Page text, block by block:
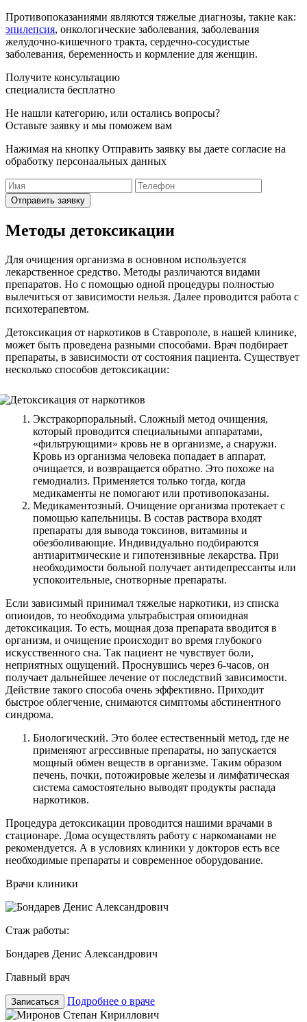
Противопоказаниями являются тяжелые диагнозы, такие как:
эпилепсия, онкологические заболевания, заболевания
желудочно-кишечного тракта, сердечно-сосудистые
заболевания, беременность и кормление для женщин.
Получите консультацию
специалиста бесплатно
Не нашли категорию, или остались вопросы?
Оставьте заявку и мы поможем вам
Нажимая на кнопку Отправить заявку вы даете согласие на
обработку персонаальных данных
Отправить заявку
Методы детоксикации
Для очищения организма в основном используется
лекарственное средство. Методы различаются видами
препаратов. Но с помощью одной процедуры полностью
вылечиться от зависимости нельзя. Далее проводится работа с
психотерапевтом.
Детоксикация от наркотиков в Ставрополе, в нашей клинике,
может быть проведена разными способами. Врач подбирает
препараты, в зависимости от состояния пациента. Существует
несколько способов детоксикации:
Экстракорпоральный. Сложный метод очищения,
который проводится специальными аппаратами,
«фильтрующими» кровь не в организме, а снаружи.
Кровь из организма человека попадает в аппарат,
очищается, и возвращается обратно. Это похоже на
гемодиализ. Применяется только тогда, когда
медикаменты не помогают или противопоказаны.
Медикаментозный. Очищение организма протекает с
помощью капельницы. В состав раствора входят
препараты для вывода токсинов, витамины и
обезболивающие. Индивидуально подбираются
антиаритмические и гипотензивные лекарства. При
необходимости больной получает антидепрессанты или
успокоительные, снотворные препараты.
Если зависимый принимал тяжелые наркотики, из списка
опиоидов, то необходима ультрабыстрая опиоидная
детоксикация. То есть, мощная доза препарата вводится в
организм, и очищение происходит во время глубокого
искусственного сна. Так пациент не чувствует боли,
неприятных ощущений. Проснувшись через 6-часов, он
получает дальнейшее лечение от последствий зависимости.
Действие такого способа очень эффективно. Приходит
быстрое облегчение, снимаются симптомы абстинентного
синдрома.
Биологический. Это более естественный метод, где не
применяют агрессивные препараты, но запускается
мощный обмен веществ в организме. Таким образом
печень, почки, потожировые железы и лимфатическая
система самостоятельно выводят продукты распада
наркотиков.
Процедура детоксикации проводится нашими врачами в
стационаре. Дома осуществлять работу с наркоманами не
рекомендуется. А в условиях клиники у докторов есть все
необходимые препараты и современное оборудование.
Врачи клиники
Стаж работы:
Бондарев Денис Александрович
Главный врач
Записаться Подробнее о враче